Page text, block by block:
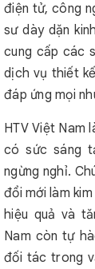
điện tử, công
sư dày dặn
cung cấp các
dịch vụ thiết
đáp ứng mọi
HTV Việt Nam
có sức sáng
ngừng nghỉ.
đổi mới làm
hiệu quả và
Nam còn tự
đối tác trong